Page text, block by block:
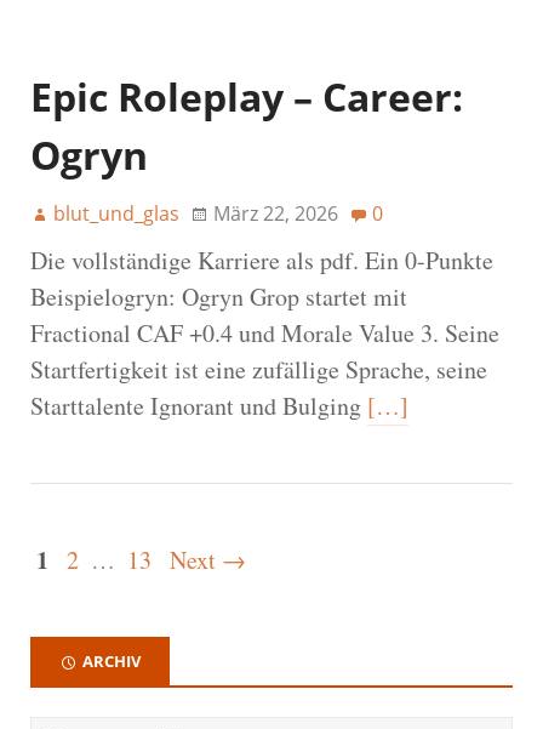
Epic Roleplay – Career:
Ogryn
blut_und_glas März 22, 2026 0
Die vollständige Karriere als pdf. Ein 0-Punkte
Beispielogryn: Ogryn Grop startet mit
Fractional CAF +0.4 und Morale Value 3. Seine
Startfertigkeit ist eine zufällige Sprache, seine
Starttalente Ignorant und Bulging […]
1 2 … 13 Next →
ARCHIV